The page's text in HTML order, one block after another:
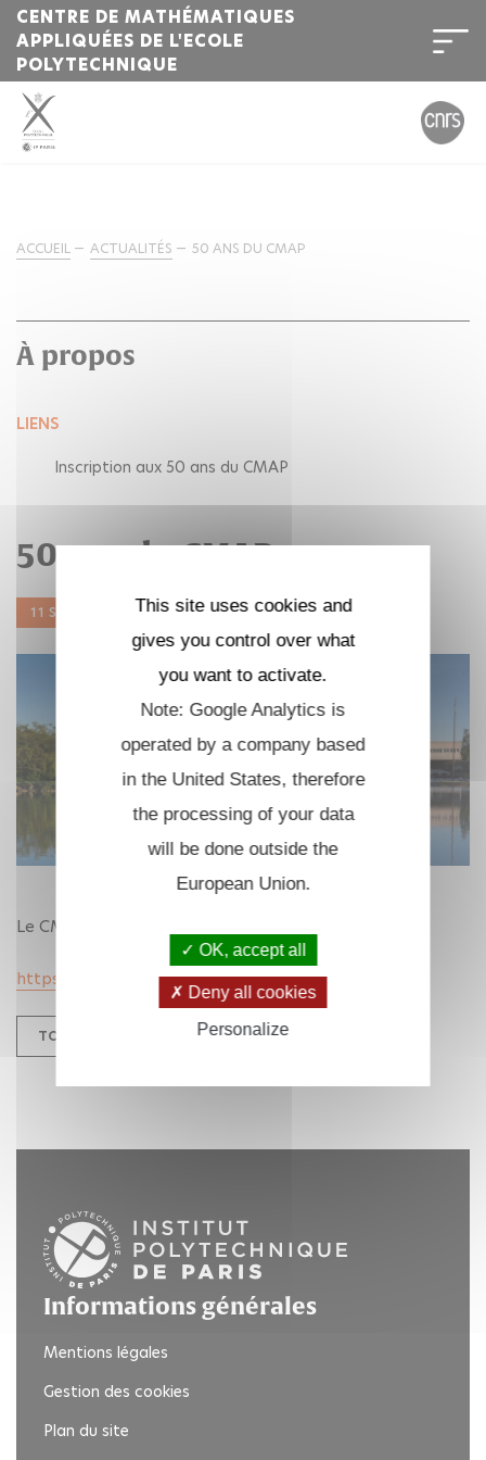
CENTRE DE MATHÉMATIQUES
APPLIQUÉES DE L'ECOLE
POLYTECHNIQUE
ACCUEIL ACTUALITÉS 50 ANS DU CMAP
À propos
LIENS
Inscription aux 50 ans du CMAP
50 ans du CMAP
11 SEP. 2024 - 13 SEP. 2024
Le CMAP fête ses 50 ans d'existence, voir:
https://indico.math.cnrs.fr/event/11598/
TOUTES NOS ACTUALITÉS
Informations générales
Mentions légales
Gestion des cookies
Plan du site
This site uses cookies and
gives you control over what
you want to activate.
Note: Google Analytics is
operated by a company based
in the United States, therefore
the processing of your data
will be done outside the
European Union.
OK, accept all
Deny all cookies
Personalize